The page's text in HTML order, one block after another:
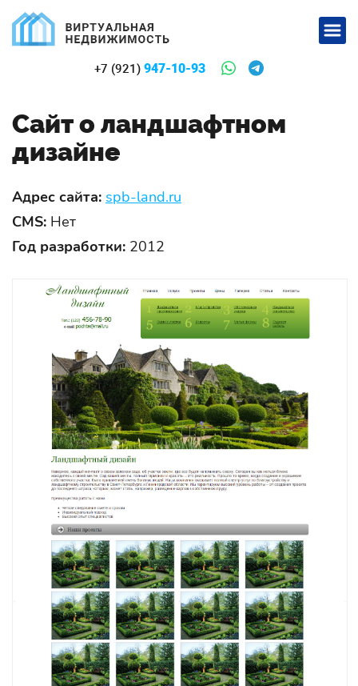
+7 (921) 947-10-93
Сайт о ландшафтном
дизайне
Адрес сайта: spb-land.ru
CMS: Нет
Год разработки: 2012